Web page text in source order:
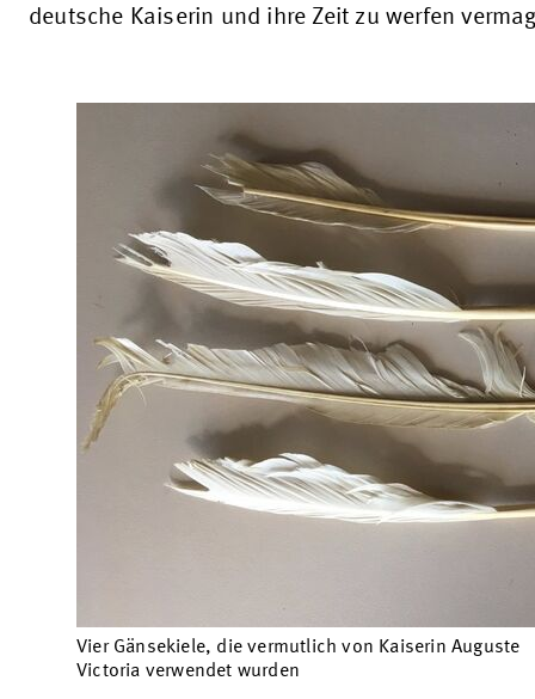
deutsche Kaiserin und ihre Zeit zu werfen
Vier Gänsekiele, die vermutlich von Kaiserin Auguste
Victoria verwendet wurden